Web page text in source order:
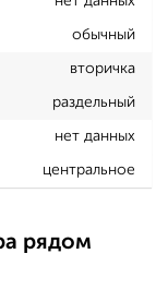
обычный
вторичка
раздельный
нет данных
центральное
рядом